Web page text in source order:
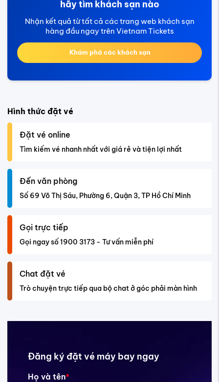
hãy tìm khách sạn nào
Nhận kết quả từ tất cả các trang web khách sạn
hàng đầu ngay trên Vietnam Tickets
Khám phá các khách sạn
Hình thức đặt vé
Đặt vé online
Tìm kiếm vé nhanh nhất với giá rẻ và tiện lợi nhất
Đến văn phòng
Số 69 Võ Thị Sáu, Phường 6, Quận 3, TP Hồ Chí Minh
Gọi trực tiếp
Gọi ngay số 1900 3173 - Tư vấn miễn phí
Chat đặt vé
Trò chuyện trực tiếp qua bộ chat ở góc phải màn hình
Đăng ký đặt vé máy bay ngay
Họ và tên*